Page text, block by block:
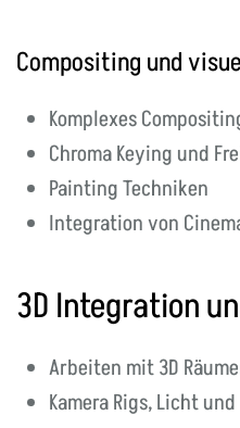
Compositing und
Komplexes
Chroma Keying und
Painting Techniken
Integration von
3D Integration
Arbeiten mit 3D
Kamera Rigs, Licht